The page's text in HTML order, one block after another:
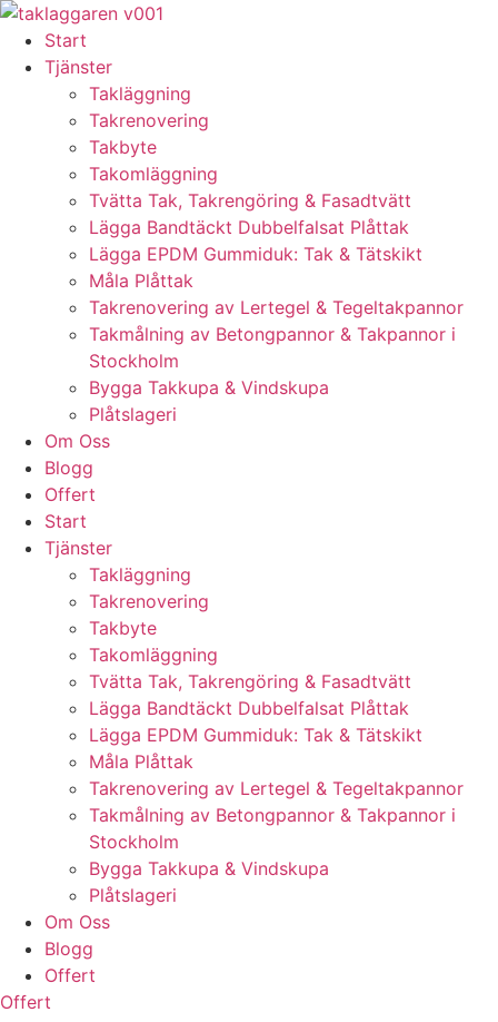
Skip
content
Start
Tjänster
Takläggning
Takrenovering
Takbyte
Takomläggning
Tvätta Tak, Takrengöring & Fasadtvätt
Lägga Bandtäckt Dubbelfalsat Plåttak
Lägga EPDM Gummiduk: Tak & Tätskikt
Måla Plåttak
Takrenovering av Lertegel & Tegeltakpannor
Takmålning av Betongpannor & Takpannor i
Stockholm
Bygga Takkupa & Vindskupa
Plåtslageri
Om Oss
Blogg
Offert
Start
Tjänster
Takläggning
Takrenovering
Takbyte
Takomläggning
Tvätta Tak, Takrengöring & Fasadtvätt
Lägga Bandtäckt Dubbelfalsat Plåttak
Lägga EPDM Gummiduk: Tak & Tätskikt
Måla Plåttak
Takrenovering av Lertegel & Tegeltakpannor
Takmålning av Betongpannor & Takpannor i
Stockholm
Bygga Takkupa & Vindskupa
Plåtslageri
Om Oss
Blogg
Offert
Offert